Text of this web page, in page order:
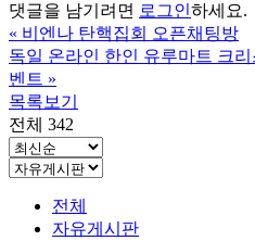
댓글을 남기려면 로그인하세요.
« 비엔나 탄핵집회 오픈채팅방
독일 온라인 한인 유루마트 크
벤트 »
목록보기
전체 342
전체
자유게시판